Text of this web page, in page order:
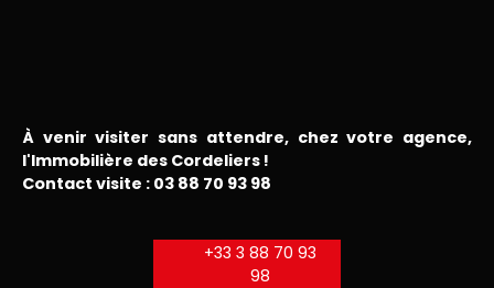
À venir visiter sans attendre, chez votre agence,
l'Immobilière des Cordeliers !
Contact visite : 03 88 70 93 98
+33 3 88 70 93
98